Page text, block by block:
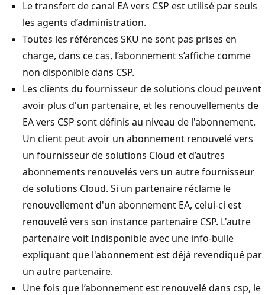
Le transfert de canal EA vers CSP est utilisé par seuls
les agents d’administration.
Toutes les références SKU ne sont pas prises en
charge, dans ce cas, l’abonnement s’affiche comme
non disponible dans CSP.
Les clients du fournisseur de solutions cloud peuvent
avoir plus d'un partenaire, et les renouvellements de
EA vers CSP sont définis au niveau de l'abonnement.
Un client peut avoir un abonnement renouvelé vers
un fournisseur de solutions Cloud et d’autres
abonnements renouvelés vers un autre fournisseur
de solutions Cloud. Si un partenaire réclame le
renouvellement d'un abonnement EA, celui-ci est
renouvelé vers son instance partenaire CSP. L'autre
partenaire voit Indisponible avec une info-bulle
expliquant que l'abonnement est déjà revendiqué par
un autre partenaire.
Une fois que l’abonnement est renouvelé dans csp, le